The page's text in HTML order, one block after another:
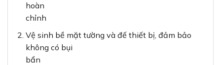
hoàn
chỉnh
Vệ sinh bề mặt tường và đế thiết bị, đảm bảo
không có bụi
bẩn